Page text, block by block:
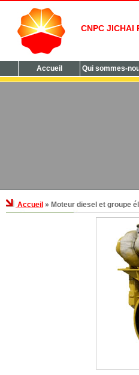
CNPC JICHAI
Accueil Qui sommes-
Accueil » Moteur diesel et groupe